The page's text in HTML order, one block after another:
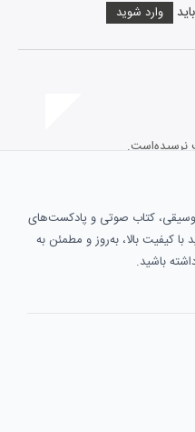
وارد شوید
نرسیده‌است.
کتاب صوتی و پادکست‌های
کیفیت بالا، به‌روز و مطمئن به
باشید.